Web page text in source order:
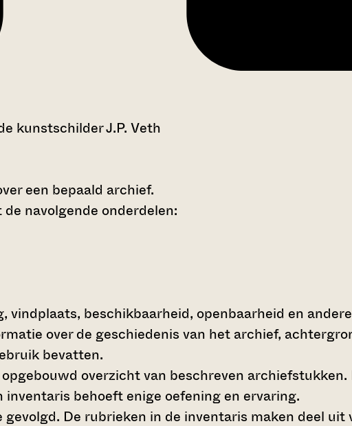
kunstschilder J.P. Veth
een bepaald archief.
navolgende onderdelen:
vindplaats, beschikbaarheid, openbaarheid en
over de geschiedenis van het archief,
bevatten.
overzicht van beschreven
behoeft enige oefening en ervaring.
De rubrieken in de inventaris maken deel uit